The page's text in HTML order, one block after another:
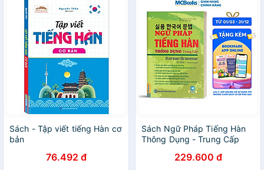
Sách - Tập viết tiếng Hàn cơ
bản
76.492 đ
Sách Ngữ Pháp Tiếng Hàn
Thông Dụng - Trung Cấp
229.600 đ